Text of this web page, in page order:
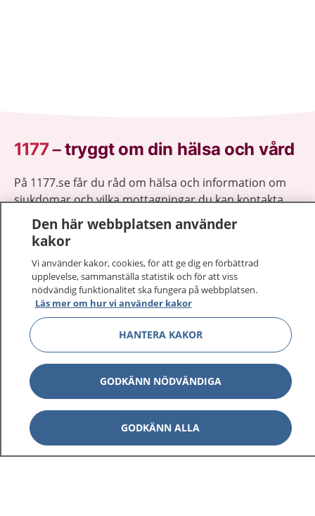
1177–tryggt om din hälsa och vård
På 1177.se får du råd om hälsa och information om
sjukdomar och vilka mottagningar du kan kontakta.
Logga in för att läsa din journal och göra dina
vårdärenden. Ring telefonnummer 1177 för
sjukvårdsrådgivning dygnet runt.
1177 ger dig råd när du vill må bättre.
1177 på flera språk Visa
Om 1177 Visa
Kontakt Visa
Den här webbplatsen använder
kakor
Vi använder kakor, cookies, för att ge dig en förbättrad
upplevelse, sammanställa statistik och för att viss
nödvändig funktionalitet ska fungera på webbplatsen.
Läs mer om hur vi använder kakor
HANTERA KAKOR
GODKÄNN NÖDVÄNDIGA
GODKÄNN ALLA